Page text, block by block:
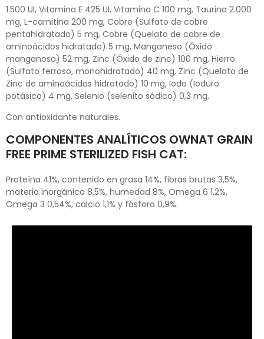
1.500 UI, Vitamina E 425 UI, Vitamina C 100 mg, Taurina 2.000
mg, L-carnitina 200 mg, Cobre (Sulfato de cobre
pentahidratado) 5 mg, Cobre (Quelato de cobre de
aminoácidos hidratado) 5 mg, Manganeso (Óxido
manganoso) 52 mg, Zinc (Óxido de zinc) 100 mg, Hierro
(Sulfato ferroso, monohidratado) 40 mg, Zinc (Quelato de
Zinc de aminoácidos hidratado) 10 mg, Iodo (Ioduro
potásico) 4 mg, Selenio (selenito sódico) 0,3 mg.
Con antioxidante naturales.
COMPONENTES ANALÍTICOS OWNAT GRAIN
FREE PRIME STERILIZED FISH CAT:
Proteína 41%, contenido en grasa 14%, fibras brutas 3,5%,
materia inorgánica 8,5%, humedad 8%, Omega 6 1,2%,
Omega 3 0,54%, calcio 1,1% y fósforo 0,9%.